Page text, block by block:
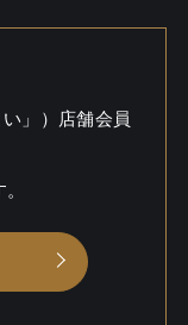
」）店舗会員